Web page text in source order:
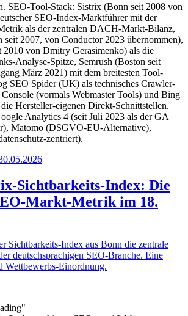
SEO-Tool-Stack: Sistrix (Bonn seit 2008 von
SEO-Index-Marktführer mit der
als der zentralen DACH-Markt-Bilanz,
seit 2007, von Conductor 2023 übernommen),
2010 von Dmitry Gerasimenko) als die
Analyse-Spitze, Semrush (Boston seit
März 2021) mit dem breitesten Tool-
SEO Spider (UK) als technisches Crawler-
(vormals Webmaster Tools) und Bing
Hersteller-eigenen Direkt-Schnittstellen.
Analytics 4 (seit Juli 2023 als der GA
Matomo (DSGVO-EU-Alternative),
zentriert).
Sichtbarkeits-Index: Die
Markt-Metrik im 18.
Sichtbarkeits-Index aus Bonn die zentrale
deutschsprachigen SEO-Branche. Eine
Wettbewerbs-Einordnung.